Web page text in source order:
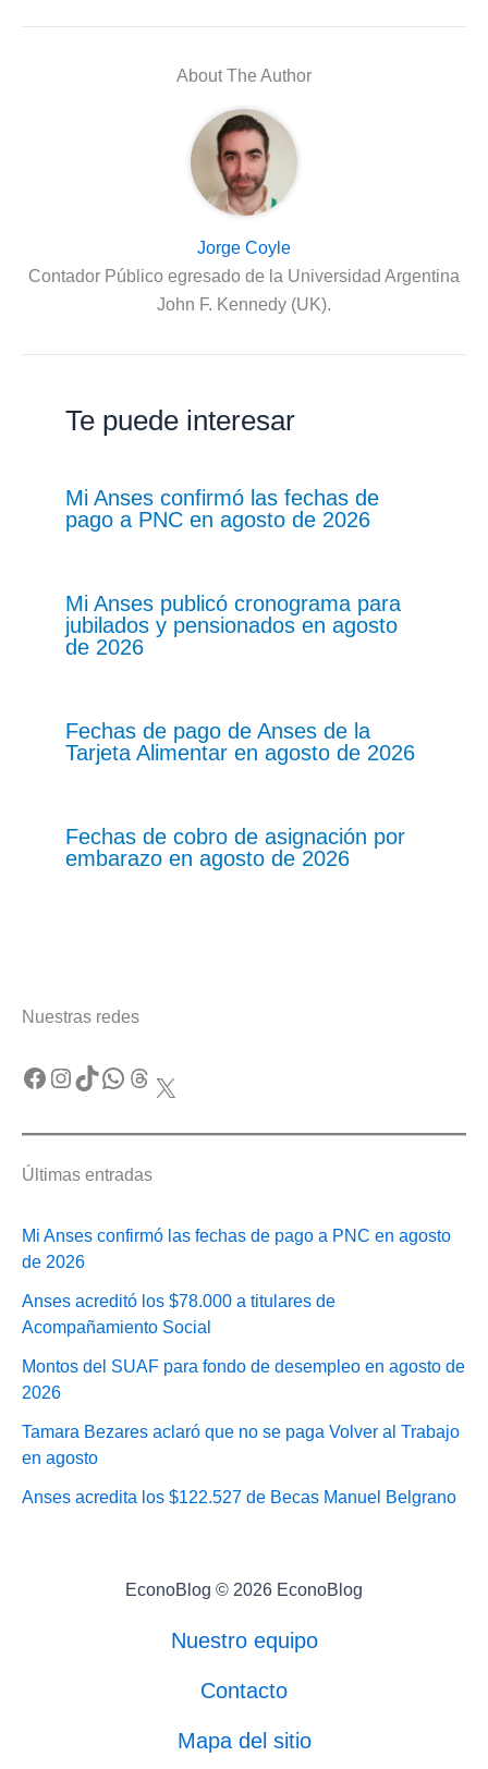
About The Author
Jorge Coyle
Contador Público egresado de la Universidad Argentina
John F. Kennedy (UK).
Te puede interesar
Mi Anses confirmó las fechas de
pago a PNC en agosto de 2026
Mi Anses publicó cronograma para
jubilados y pensionados en agosto
de 2026
Fechas de pago de Anses de la
Tarjeta Alimentar en agosto de 2026
Fechas de cobro de asignación por
embarazo en agosto de 2026
Nuestras redes
Facebook Instagram TikTok WhatsApp Threads X
Últimas entradas
Mi Anses confirmó las fechas de pago a PNC en agosto
de 2026
Anses acreditó los $78.000 a titulares de
Acompañamiento Social
Montos del SUAF para fondo de desempleo en agosto de
2026
Tamara Bezares aclaró que no se paga Volver al Trabajo
en agosto
Anses acredita los $122.527 de Becas Manuel Belgrano
EconoBlog © 2026 EconoBlog
Nuestro equipo
Contacto
Mapa del sitio